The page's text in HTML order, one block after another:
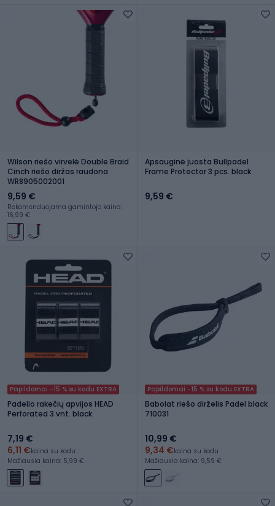
Wilson riešo virvelė Double Braid
Cinch riešo diržas raudona
WR8905002001
9,59 €
Rekomenduojama gamintojo kaina:
16,99 €
Apsauginė juosta Bullpadel
Frame Protector 3 pcs. black
9,59 €
Papildomai -15 % su kodu EXTRA
Padelio rakečių apvijos HEAD
Perforated 3 vnt. black
7,19 €
6,11 €kaina su kodu
Mažiausia kaina: 5,99 €
Papildomai -15 % su kodu EXTRA
Babolat riešo dirželis Padel black
710031
10,99 €
9,34 €kaina su kodu
Mažiausia kaina: 9,59 €